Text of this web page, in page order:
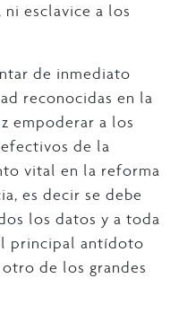
esclavice a los
de inmediato
reconocidas en la
empoderar a los
de la
vital en la reforma
es decir se debe
los datos y a toda
principal antídoto
de los grandes